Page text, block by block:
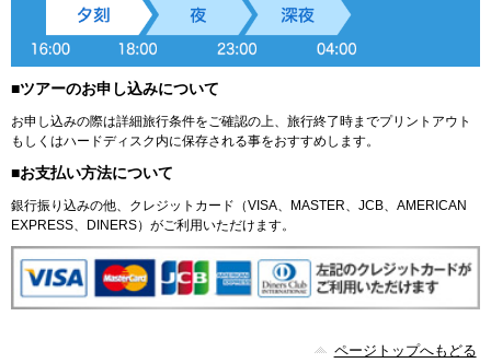
■ツアーのお申し込みについて
お申し込みの際は詳細旅行条件をご確認の上、旅行終了時までプリントアウト
もしくはハードディスク内に保存される事をおすすめします。
■お支払い方法について
銀行振り込みの他、クレジットカード（VISA、MASTER、JCB、AMERICAN
EXPRESS、DINERS）がご利用いただけます。
ページトップへもどる